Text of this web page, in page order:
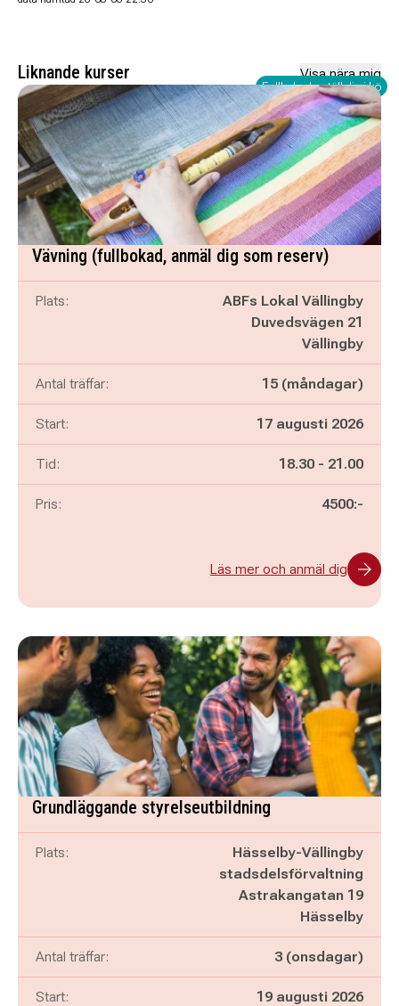
Liknande kurser Visa nära mig
Fullbokad - ställ dig i kö
Vävning (fullbokad, anmäl dig som reserv)
Plats:
ABFs Lokal Vällingby
Duvedsvägen 21
Vällingby
Antal träffar: 15 (måndagar)
Start: 17 augusti 2026
Tid: Pågår mellan
18.30 - och
21.00
Pris: 4500:-
Läs mer och anmäl dig
Grundläggande styrelseutbildning
Plats:
Hässelby-Vällingby
stadsdelsförvaltning
Astrakangatan 19
Hässelby
Antal träffar: 3 (onsdagar)
Start: 19 augusti 2026